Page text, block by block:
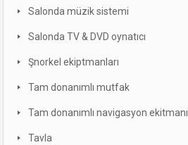
Salonda müzik sistemi
Salonda TV & DVD oynatıcı
Şnorkel ekiptmanları
Tam donanımlı mutfak
Tam donanımlı navigasyon ekitmanı
Tavla